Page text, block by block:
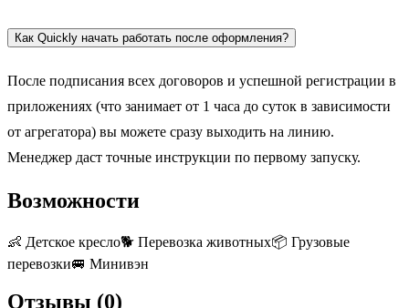
Как Quickly начать работать после оформления?
После подписания всех договоров и успешной регистрации в
приложениях (что занимает от 1 часа до суток в зависимости
от агрегатора) вы можете сразу выходить на линию.
Менеджер даст точные инструкции по первому запуску.
Возможности
👶 Детское кресло🐕 Перевозка животных📦 Грузовые
перевозки🚐 Минивэн
Отзывы (0)